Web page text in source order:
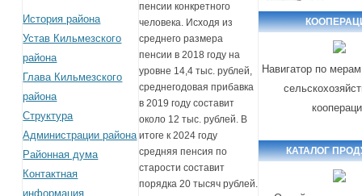
История района
Устав Кильмезского
района
Глава Кильмезского
района
Структура
Администрации района
Районная дума
Контактная
информация
пенсии конкретного
человека. Исходя из
среднего размера
пенсии в 2018 году на
уровне 14,4 тыс. рублей,
среднегодовая прибавка
в 2019 году составит
около 12 тыс. рублей. В
итоге к 2024 году
средняя пенсия по
старости составит
порядка 20 тысяч рублей.
Навигатор по
КАТАЛОГ